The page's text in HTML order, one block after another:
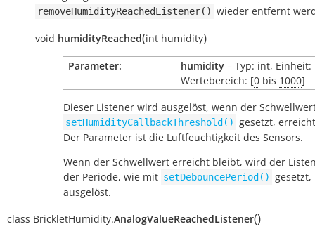
removeHumidityReachedListener() wieder entfernt
void humidityReached(int humidity)
Parameter: humidity – Typ: int,
Wertebereich: [0 bis 1000]
Dieser Listener wird ausgelöst, wenn der
setHumidityCallbackThreshold() gesetzt,
Der Parameter ist die Luftfeuchtigkeit des Sensors.
Wenn der Schwellwert erreicht bleibt, wird der
der Periode, wie mit setDebouncePeriod() gesetzt,
ausgelöst.
class BrickletHumidity.AnalogValueReachedListener()